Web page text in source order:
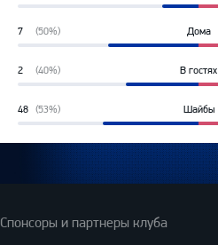
7
(50%) Дома
2
(40%) В гостях
48 (53%) Шайбы
Спонсоры и партнеры клуба